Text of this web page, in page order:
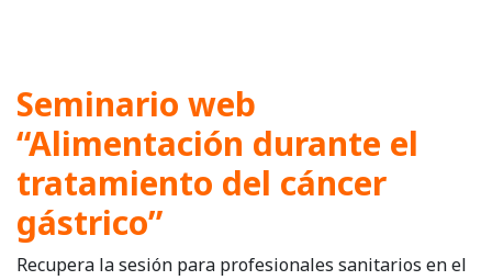
Seminario web
“Alimentación durante el
tratamiento del cáncer
gástrico”
Recupera la sesión para profesionales sanitarios en el